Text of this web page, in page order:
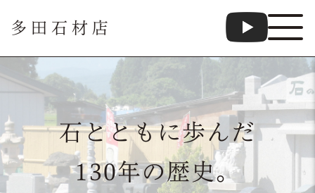
多田石材店
石とともに歩んだ
130年の歴史。